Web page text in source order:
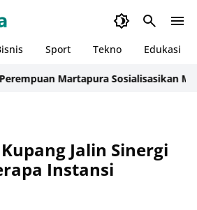
Sport Tekno Edukasi
Martapura Sosialisasikan
Jalin Sinergi
Instansi